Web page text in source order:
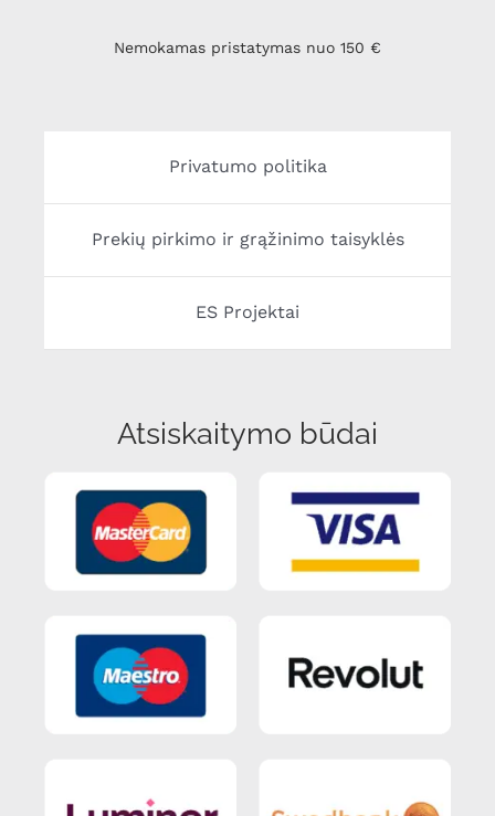
Nemokamas pristatymas nuo 150 €
Privatumo politika
Prekių pirkimo ir grąžinimo taisyklės
ES Projektai
Atsiskaitymo būdai